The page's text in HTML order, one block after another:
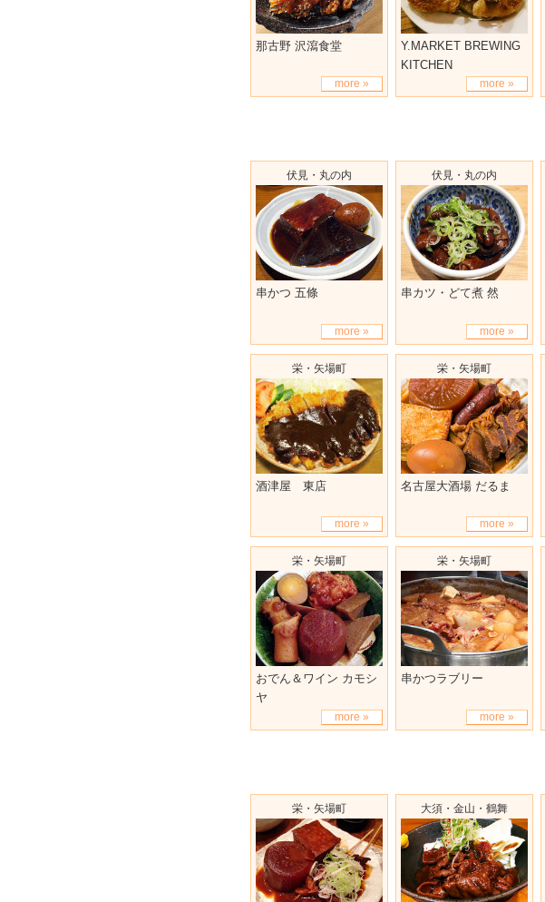
那古野 沢瀉食堂
more »
Y.MARKET BREWING
KITCHEN
more »
伏見・丸の内
串かつ 五條
more »
伏見・丸の内
串カツ・どて煮 然
more »
栄・矢場町
酒津屋 東店
more »
栄・矢場町
名古屋大酒場 だるま
more »
栄・矢場町
おでん＆ワイン カモシ
ヤ
more »
栄・矢場町
串かつラブリー
more »
栄・矢場町 大須・金山・鶴舞